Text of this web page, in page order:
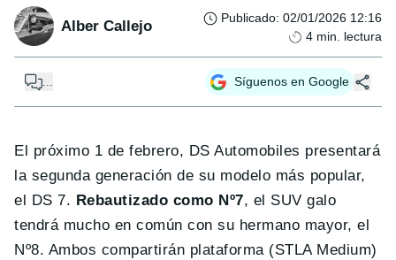
Alber Callejo Publicado: 02/01/2026 12:16
4 min. lectura
... Síguenos en Google
El próximo 1 de febrero, DS Automobiles presentará
la segunda generación de su modelo más popular,
el DS 7. Rebautizado como Nº7, el SUV galo
tendrá mucho en común con su hermano mayor, el
Nº8. Ambos compartirán plataforma (STLA Medium)